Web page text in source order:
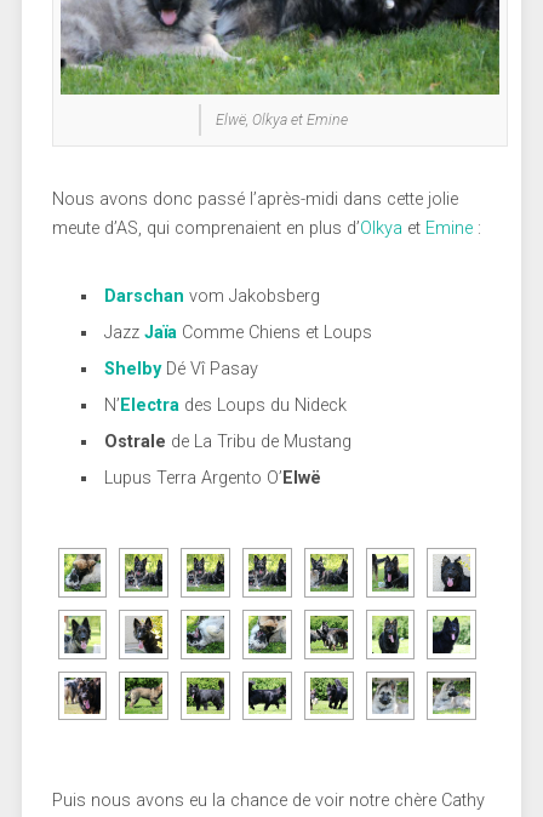
Elwë, Olkya et Emine
Nous avons donc passé l’après-midi dans cette jolie
meute d’AS, qui comprenaient en plus d’Olkya et Emine:
Darschan vom Jakobsberg
JazzJaïa Comme Chiens et Loups
ShelbyDé Vî Pasay
N’ Electra des Loups du Nideck
Ostrale de La Tribu de Mustang
Lupus Terra Argento O’ Elwë
Puis nous avons eu la chance de voir notre chère Cathy